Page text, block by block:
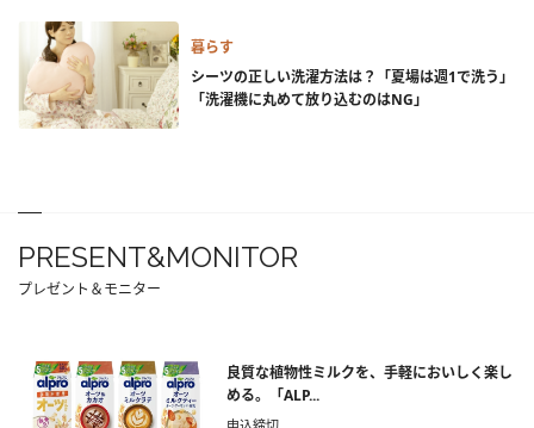
暮らす
シーツの正しい洗濯方法は？「夏場は週1で洗う」
「洗濯機に丸めて放り込むのはNG」
PRESENT&MONITOR
プレゼント＆モニター
良質な植物性ミルクを、手軽においしく楽し
める。「ALP...